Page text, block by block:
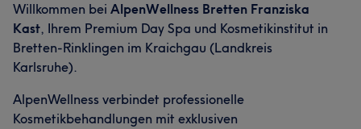
Willkommen bei AlpenWellness Bretten Franziska
Kast, Ihrem Premium Day Spa und Kosmetikinstitut in
Bretten-Rinklingen im Kraichgau (Landkreis
Karlsruhe).
AlpenWellness verbindet professionelle
Kosmetikbehandlungen mit exklusiven